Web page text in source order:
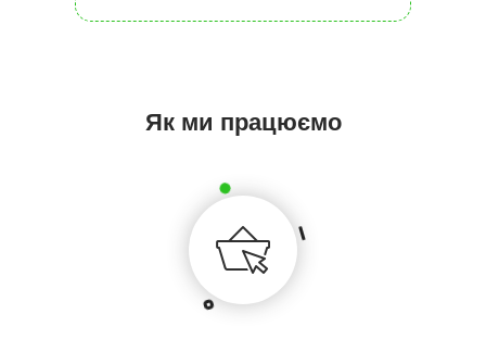
Як ми працюємо